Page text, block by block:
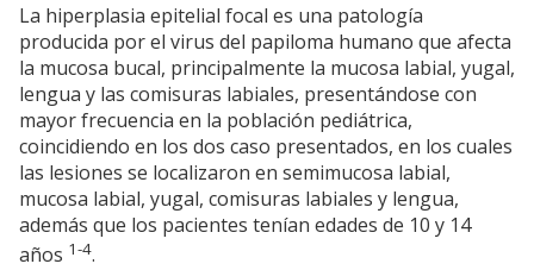
La hiperplasia epitelial focal es una patología
producida por el virus del papiloma humano que afecta
la mucosa bucal, principalmente la mucosa labial, yugal,
lengua y las comisuras labiales, presentándose con
mayor frecuencia en la población pediátrica,
coincidiendo en los dos caso presentados, en los cuales
las lesiones se localizaron en semimucosa labial,
mucosa labial, yugal, comisuras labiales y lengua,
además que los pacientes tenían edades de 10 y 14
años 1-4.